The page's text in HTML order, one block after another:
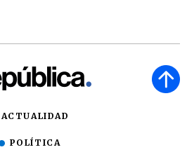
ACTUALIDAD
POLÍTICA